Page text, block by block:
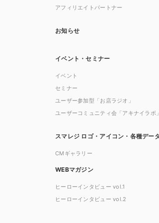
アフィリエイトパートナー
お知らせ
イベント・セミナー
イベント
セミナー
ユーザー参加型「お店ラジオ」
ユーザーコミュニティ会「アキナイラボ
スマレジ ロゴ・アイコン・各種デー
CMギャラリー
WEBマガジン
ヒーローインタビュー vol.1
ヒーローインタビュー vol.2